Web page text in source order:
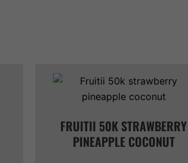
FRUITII 50K STRAWBERRY
PINEAPPLE COCONUT